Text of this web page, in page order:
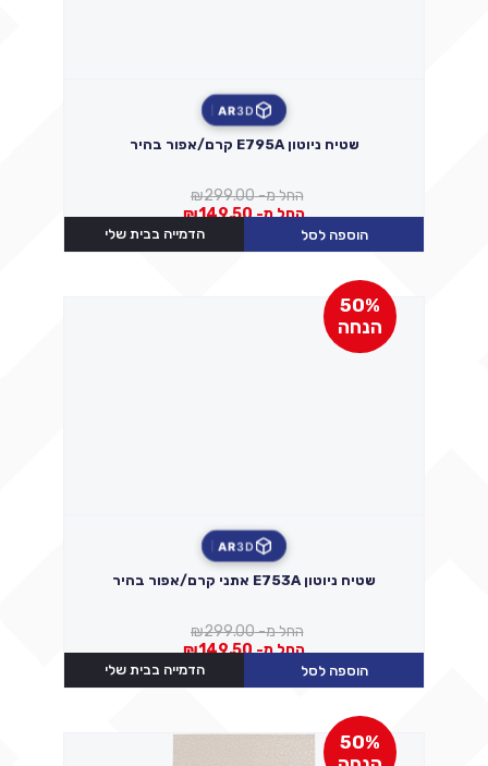
3D
AR
שטיח ניוטון E795A קרם/אפור בהיר
החל מ- ₪299.00
החל מ-
₪149.50
הוספה לסל הדמייה בבית שלי
50%
הנחה
3D
AR
שטיח ניוטון E753A אתני קרם/אפור בהיר
החל מ- ₪299.00
החל מ-
₪149.50
הוספה לסל הדמייה בבית שלי
50%